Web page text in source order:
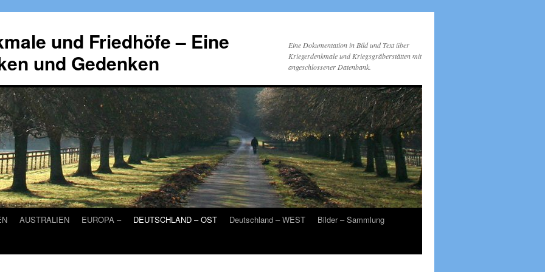
und Friedhöfe – Eine
und Gedenken
Eine Dokumentation in Bild und Text über
Kriegerdenkmale und Kriegsgräberstätten mit
angeschlossener Datenbank.
AUSTRALIEN EUROPA – DEUTSCHLAND – OST Deutschland – WEST
Bilder – Sammlung